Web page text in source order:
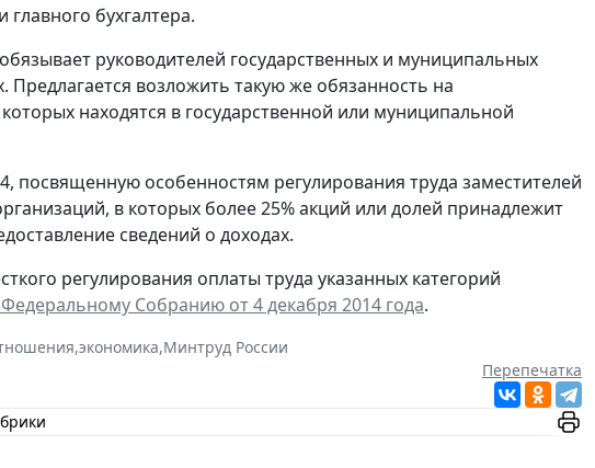
бухгалтера.
руководителей государственных и муниципальных
возложить такую же обязанность на
находятся в государственной или муниципальной
посвященную особенностям регулирования труда заместителей
в которых более 25% акций или долей принадлежит
сведений о доходах.
регулирования оплаты труда указанных категорий
Собранию от 4 декабря 2014 года.
,экономика,Минтруд России
Перепечатка